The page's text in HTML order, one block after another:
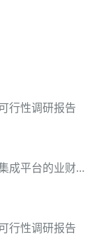
行性调研报告
销售易对接金蝶云星空：基于轻易云数据集成平台的业财一体化硬核技术方案
行性调研报告